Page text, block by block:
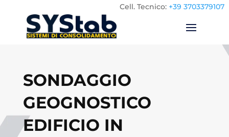
Cell. Tecnico: +39 3703379107
SONDAGGIO
GEOGNOSTICO
EDIFICIO IN